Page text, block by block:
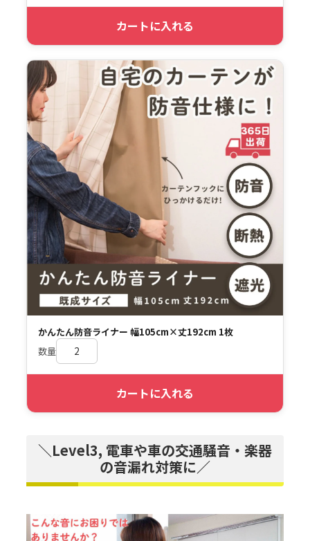
カートに入れる
かんたん防音ライナー 幅105cm×丈192cm 1枚
数量
カートに入れる
＼Level3, 電車や車の交通騒音・楽器
の音漏れ対策に／